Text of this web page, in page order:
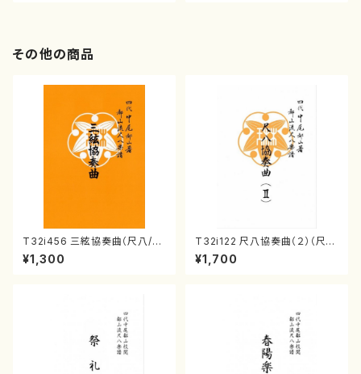
その他の商品
T32i456 三絃協奏曲（尺八/中
能島欣一/楽譜）都山流公刊楽譜
曲番:2164
¥1,300
T32i122 尺八協奏曲（２）（尺
八/二代 山本邦山/尺八/都山式
譜）都山流公刊楽譜曲番:571
¥1,700